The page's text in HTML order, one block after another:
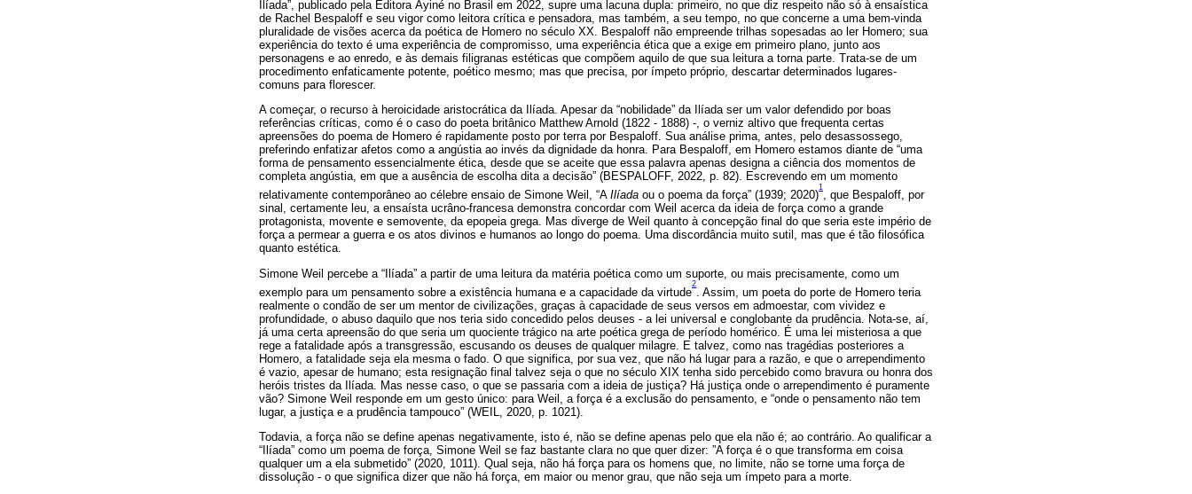
Ilíada”, publicado pela Editora Âyiné no Brasil em 2022, supre uma lacuna dupla: primeiro, no que diz respeito não só à ensaística
de Rachel Bespaloff e seu vigor como leitora crítica e pensadora, mas também, a seu tempo, no que concerne a uma bem-vinda
pluralidade de visões acerca da poética de Homero no século XX. Bespaloff não empreende trilhas sopesadas ao ler Homero; sua
experiência do texto é uma experiência de compromisso, uma experiência ética que a exige em primeiro plano, junto aos
personagens e ao enredo, e às demais filigranas estéticas que compõem aquilo de que sua leitura a torna parte. Trata-se de um
procedimento enfaticamente potente, poético mesmo; mas que precisa, por ímpeto próprio, descartar determinados lugares-
comuns para florescer.
A começar, o recurso à heroicidade aristocrática da Ilíada. Apesar da “nobilidade” da Ilíada ser um valor defendido por boas
referências críticas, como é o caso do poeta britânico Matthew Arnold (1822 - 1888) -, o verniz altivo que frequenta certas
apreensões do poema de Homero é rapidamente posto por terra por Bespaloff. Sua análise prima, antes, pelo desassossego,
preferindo enfatizar afetos como a angústia ao invés da dignidade da honra. Para Bespaloff, em Homero estamos diante de “uma
forma de pensamento essencialmente ética, desde que se aceite que essa palavra apenas designa a ciência dos momentos de
completa angústia, em que a ausência de escolha dita a decisão” (BESPALOFF, 2022, p. 82). Escrevendo em um momento
relativamente contemporâneo ao célebre ensaio de Simone Weil, “A Ilíada ou o poema da força” (1939; 2020)
1
, que Bespaloff, por
sinal, certamente leu, a ensaísta ucrâno-francesa demonstra concordar com Weil acerca da ideia de força como a grande
protagonista, movente e semovente, da epopeia grega. Mas diverge de Weil quanto à concepção final do que seria este império de
força a permear a guerra e os atos divinos e humanos ao longo do poema. Uma discordância muito sutil, mas que é tão filosófica
quanto estética.
Simone Weil percebe a “Ilíada” a partir de uma leitura da matéria poética como um suporte, ou mais precisamente, como um
exemplo para um pensamento sobre a existência humana e a capacidade da virtude
2
. Assim, um poeta do porte de Homero teria
realmente o condão de ser um mentor de civilizações, graças à capacidade de seus versos em admoestar, com vividez e
profundidade, o abuso daquilo que nos teria sido concedido pelos deuses - a lei universal e conglobante da prudência. Nota-se, aí,
já uma certa apreensão do que seria um quociente trágico na arte poética grega de período homérico. É uma lei misteriosa a que
rege a fatalidade após a transgressão, escusando os deuses de qualquer milagre. E talvez, como nas tragédias posteriores a
Homero, a fatalidade seja ela mesma o fado. O que significa, por sua vez, que não há lugar para a razão, e que o arrependimento
é vazio, apesar de humano; esta resignação final talvez seja o que no século XIX tenha sido percebido como bravura ou honra dos
heróis tristes da Ilíada. Mas nesse caso, o que se passaria com a ideia de justiça? Há justiça onde o arrependimento é puramente
vão? Simone Weil responde em um gesto único: para Weil, a força é a exclusão do pensamento, e “onde o pensamento não tem
lugar, a justiça e a prudência tampouco” (WEIL, 2020, p. 1021).
Todavia, a força não se define apenas negativamente, isto é, não se define apenas pelo que ela não é; ao contrário. Ao qualificar a
“Ilíada” como um poema de força, Simone Weil se faz bastante clara no que quer dizer: ”A força é o que transforma em coisa
qualquer um a ela submetido” (2020, 1011). Qual seja, não há força para os homens que, no limite, não se torne uma força de
dissolução - o que significa dizer que não há força, em maior ou menor grau, que não seja um ímpeto para a morte.